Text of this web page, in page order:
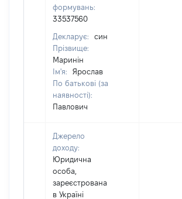
формувань:
33537560
Декларує:
син
Прізвище:
Маринін
Ім'я:
Ярослав
По батькові (за
наявності):
Павлович
Джерело
доходу:
Юридична
особа,
зареєстрована
в Україні